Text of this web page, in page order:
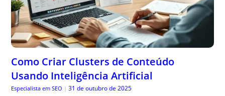
Como Criar Clusters de Conteúdo
Usando Inteligência Artificial
Especialista em SEO | 31 de outubro de 2025